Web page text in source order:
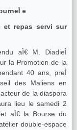
e
et repas servi sur
aÌ€ M. DiadieÌ
la Promotion de la
des Maliens en
de la diaspora
lieu le samedi 2
aÌ€ la Bourse du
double-espace